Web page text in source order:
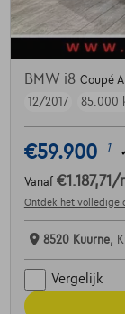
BMW i8 Coupé
12/2017
85.000
€59.900 1
Vanaf €1.187,71 /
Ontdek het volledige
8520 Kuurne,
Vergelijk